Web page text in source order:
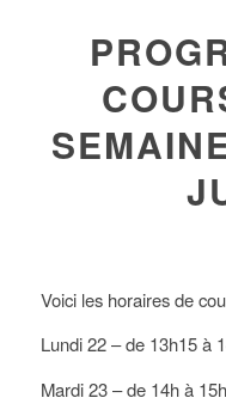
Voici les horaires de
Lundi 22 – de 13h15 à
Mardi 23 – de 14h à